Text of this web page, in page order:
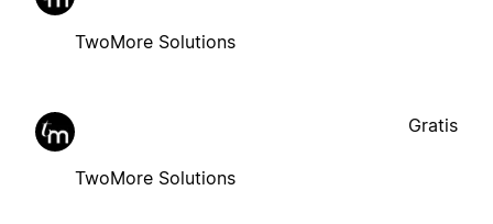
TwoMore Solutions
TwoMore Solutions
Gratis